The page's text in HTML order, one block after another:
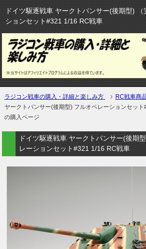
ドイツ駆逐戦車 ヤークトパンサー(後期型)
ションセット#321 1/16 RC戦車
ラジコン戦車の購入・詳細と楽しみ方 RC戦車商
ヤークトパンサー(後期型) フルオペレーションセッ
の購入ページ
ドイツ駆逐戦車 ヤークトパンサー(後期
レーションセット#321 1/16 RC戦車